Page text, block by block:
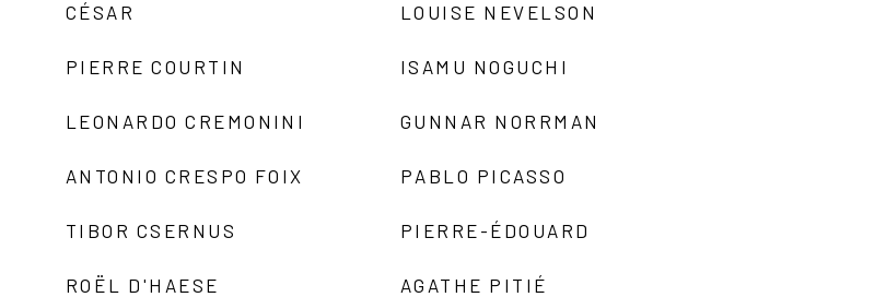
CÉSAR
PIERRE COURTIN
LEONARDO CREMONINI
ANTONIO CRESPO FOIX
TIBOR CSERNUS
ROËL D'HAESE
LOUISE NEVELSON
ISAMU NOGUCHI
GUNNAR NORRMAN
PABLO PICASSO
PIERRE-ÉDOUARD
AGATHE PITIÉ